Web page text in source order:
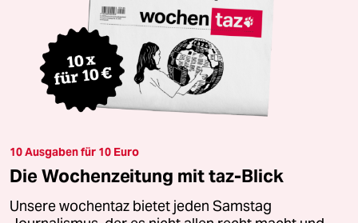
10 Ausgaben für 10 Euro
Die Wochenzeitung mit taz-Blick
Unsere wochentaz bietet jeden Samstag